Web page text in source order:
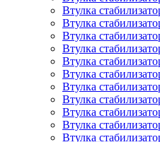
Втулка
Втулка
Втулка
Втулка
Втулка
Втулка
Втулка
Втулка
Втулка
Втулка
Втулка